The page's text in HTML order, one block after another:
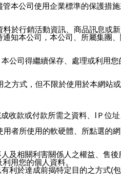
本公司使用企業標準的保護措
於行銷活動資訊、商品訊息或
知本公司，本公司、所屬集團
公司得繼續保存、處理或利用您
方式，但不限於使用於本網站
收款或付款所需之資料、IＰ位
者所使用的軟硬體、所點選的
及相關利害關係人之權益、售
用您的個人資料。
於達成前揭特定目的之方式(